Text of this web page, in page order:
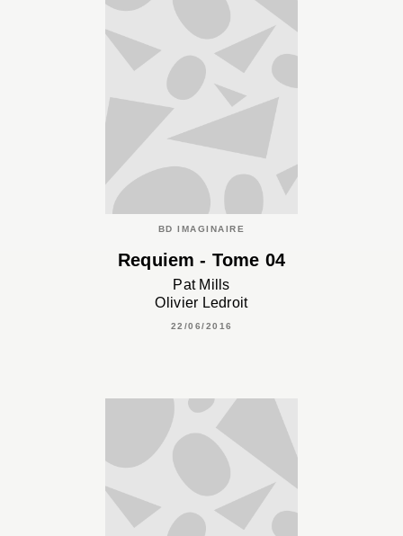
BD IMAGINAIRE
Requiem - Tome 04
Pat Mills
Olivier Ledroit
22/06/2016